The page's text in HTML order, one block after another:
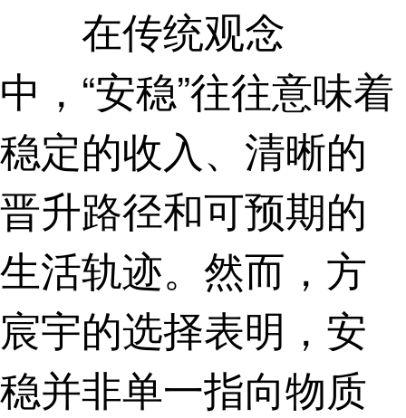
在传统观念
中，“安稳”往往意味着
稳定的收入、清晰的
晋升路径和可预期的
生活轨迹。然而，方
宸宇的选择表明，安
稳并非单一指向物质